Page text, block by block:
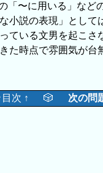
「〜に用いる」など
小説の表現」として
ている文男を起こさ
た時点で雰囲気が台
目次 ↑ 🎲 次の問